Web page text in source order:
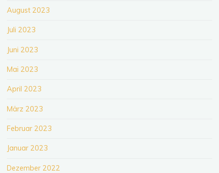
August 2023
Juli 2023
Juni 2023
Mai 2023
April 2023
März 2023
Februar 2023
Januar 2023
Dezember 2022